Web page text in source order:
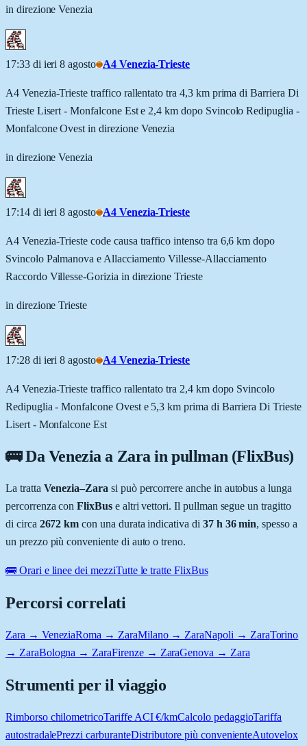
in direzione Venezia
17:33 di ieri 8 agosto A4 Venezia-Trieste
A4 Venezia-Trieste traffico rallentato tra 4,3 km prima di Barriera Di
Trieste Lisert - Monfalcone Est e 2,4 km dopo Svincolo Redipuglia -
Monfalcone Ovest in direzione Venezia
in direzione Venezia
17:14 di ieri 8 agosto A4 Venezia-Trieste
A4 Venezia-Trieste code causa traffico intenso tra 6,6 km dopo
Svincolo Palmanova e Allacciamento Villesse-Allacciamento
Raccordo Villesse-Gorizia in direzione Trieste
in direzione Trieste
17:28 di ieri 8 agosto A4 Venezia-Trieste
A4 Venezia-Trieste traffico rallentato tra 2,4 km dopo Svincolo
Redipuglia - Monfalcone Ovest e 5,3 km prima di Barriera Di Trieste
Lisert - Monfalcone Est
🚌 DaVeneziaa Zarain pullman (FlixBus)
La tratta Venezia–Zara si può percorrere anche in autobus a lunga
percorrenza conFlixBuse altri vettori. Il pullman segue un tragitto
di circa 2672 km con una durata indicativa di 37 h 36 min, spesso a
un prezzo più conveniente di auto o treno.
🚌 Orari e linee dei mezziTutte le tratte FlixBus
Percorsi correlati
Zara → VeneziaRoma → ZaraMilano → ZaraNapoli → ZaraTorino
→ ZaraBologna → ZaraFirenze → ZaraGenova → Zara
Strumenti per il viaggio
Rimborso chilometricoTariffe ACI €/kmCalcolo pedaggioTariffa
autostradalePrezzi carburanteDistributore più convenienteAutovelox